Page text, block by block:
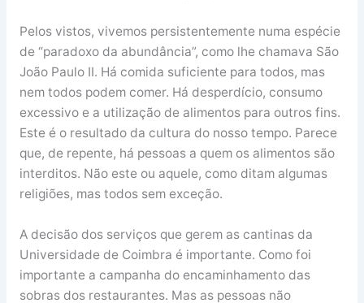
Pelos vistos, vivemos persistentemente numa espécie
de “paradoxo da abundância”, como lhe chamava São
João Paulo II. Há comida suficiente para todos, mas
nem todos podem comer. Há desperdício, consumo
excessivo e a utilização de alimentos para outros fins.
Este é o resultado da cultura do nosso tempo. Parece
que, de repente, há pessoas a quem os alimentos são
interditos. Não este ou aquele, como ditam algumas
religiões, mas todos sem exceção.
A decisão dos serviços que gerem as cantinas da
Universidade de Coimbra é importante. Como foi
importante a campanha do encaminhamento das
sobras dos restaurantes. Mas as pessoas não